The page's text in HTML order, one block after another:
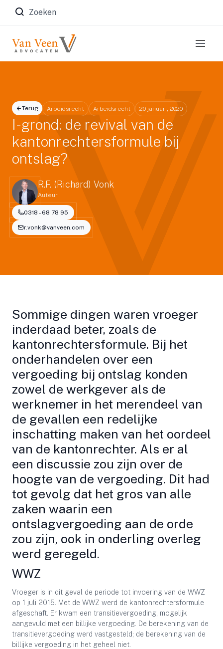
Zoeken naar:
Terug Arbeidsrecht Arbeidsrecht 20 januari, 2020
I-grond: de revival van de
kantonrechtersformule bij
ontslag?
R.F. (Richard) Vonk
Auteur
0318 - 68 78 95
r.vonk@vanveen.com
Sommige dingen waren vroeger
inderdaad beter, zoals de
kantonrechtersformule. Bij het
onderhandelen over een
vergoeding bij ontslag konden
zowel de werkgever als de
werknemer in het merendeel van
de gevallen een redelijke
inschatting maken van het oordeel
van de kantonrechter. Als er al
een discussie zou zijn over de
hoogte van de vergoeding. Dit had
tot gevolg dat het gros van alle
zaken waarin een
ontslagvergoeding aan de orde
zou zijn, ook in onderling overleg
werd geregeld.
WWZ
Vroeger is in dit geval de periode tot invoering van de WWZ
op 1 juli 2015. Met de WWZ werd de kantonrechtersformule
afgeschaft. Er kwam een transitievergoeding, mogelijk
aangevuld met een billijke vergoeding. De berekening van de
transitievergoeding werd vastgesteld; de berekening van de
billijke vergoeding in het geheel niet.